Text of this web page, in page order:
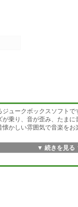
ュークボックスソフトで
乗り、音が歪み、たま
かしい雰囲気で音楽をお
▼ 続きを見る